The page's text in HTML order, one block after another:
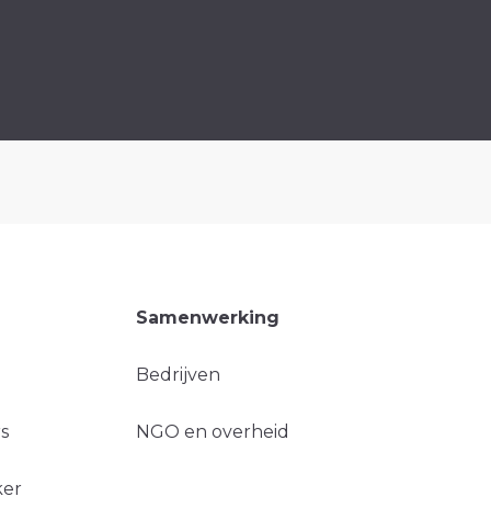
Samenwerking
Bedrijven
NGO en overheid